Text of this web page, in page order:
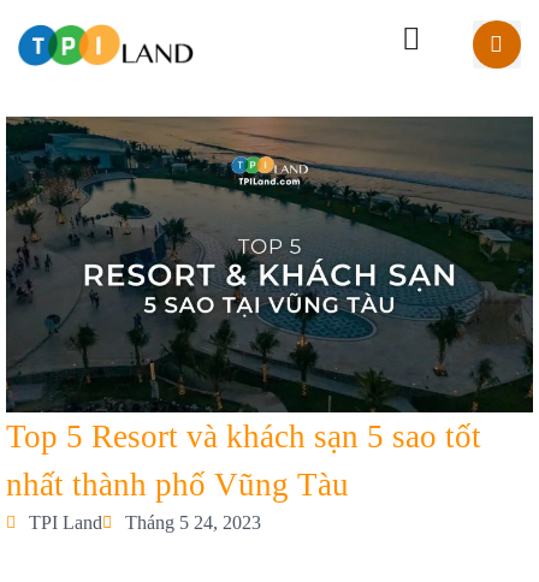
Top 5 Resort và khách sạn 5 sao tốt
nhất thành phố Vũng Tàu
TPI Land Tháng 5 24, 2023